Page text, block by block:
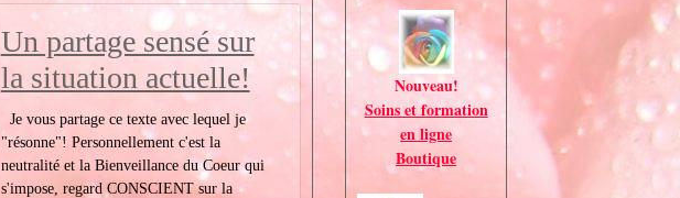
Un partage sensé sur
la situation actuelle!
Je vous partage ce texte avec lequel je
"résonne"! Personnellement c'est la
neutralité et la Bienveillance du Coeur qui
s'impose, regard CONSCIENT sur la
Nouveau!
Soins et formation
en ligne
Boutique